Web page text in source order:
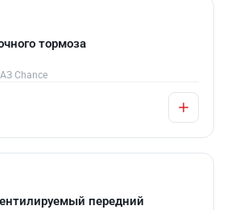
тормоза
Chance
передний